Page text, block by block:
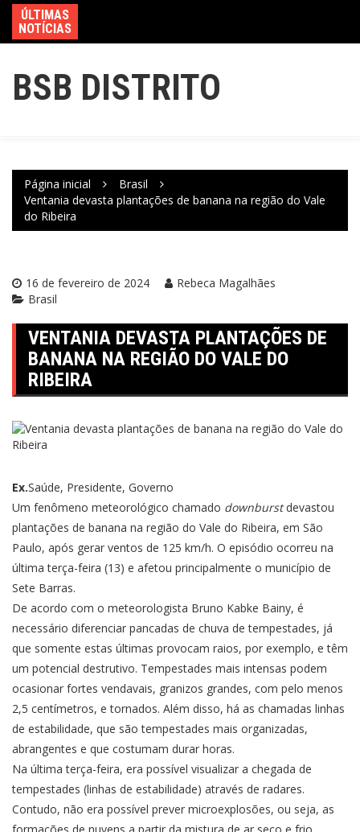
ÚLTIMAS
NOTÍCIAS
BSB DISTRITO
Página inicial
Brasil
Ventania devasta plantações de banana na região do Vale
do Ribeira
16 de fevereiro de 2024
Rebeca Magalhães
Brasil
VENTANIA DEVASTA PLANTAÇÕES DE
BANANA NA REGIÃO DO VALE DO
RIBEIRA
Ex.Saúde, Presidente, Governo
Um fenômeno meteorológico chamado downburstdevastou
plantações de banana na região do Vale do Ribeira, em São
Paulo, após gerar ventos de 125 km/h. O episódio ocorreu na
última terça-feira (13) e afetou principalmente o município de
Sete Barras.
De acordo com o meteorologista Bruno Kabke Bainy, é
necessário diferenciar pancadas de chuva de tempestades, já
que somente estas últimas provocam raios, por exemplo, e têm
um potencial destrutivo. Tempestades mais intensas podem
ocasionar fortes vendavais, granizos grandes, com pelo menos
2,5 centímetros, e tornados. Além disso, há as chamadas linhas
de estabilidade, que são tempestades mais organizadas,
abrangentes e que costumam durar horas.
Na última terça-feira, era possível visualizar a chegada de
tempestades (linhas de estabilidade) através de radares.
Contudo, não era possível prever microexplosões, ou seja, as